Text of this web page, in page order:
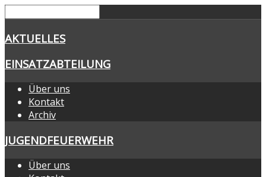
AKTUELLES
EINSATZABTEILUNG
Über uns
Kontakt
Archiv
JUGENDFEUERWEHR
Über uns